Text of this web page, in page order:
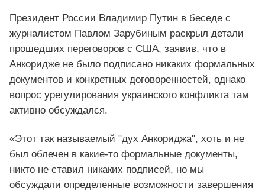
Президент России Владимир Путин в беседе с
журналистом Павлом Зарубиным раскрыл детали
прошедших переговоров с США, заявив, что в
Анкоридже не было подписано никаких формальных
документов и конкретных договоренностей, однако
вопрос урегулирования украинского конфликта там
активно обсуждался.
«Этот так называемый "дух Анкориджа", хоть и не
был облечен в какие-то формальные документы,
никто не ставил никаких подписей, но мы
обсуждали определенные возможности завершения